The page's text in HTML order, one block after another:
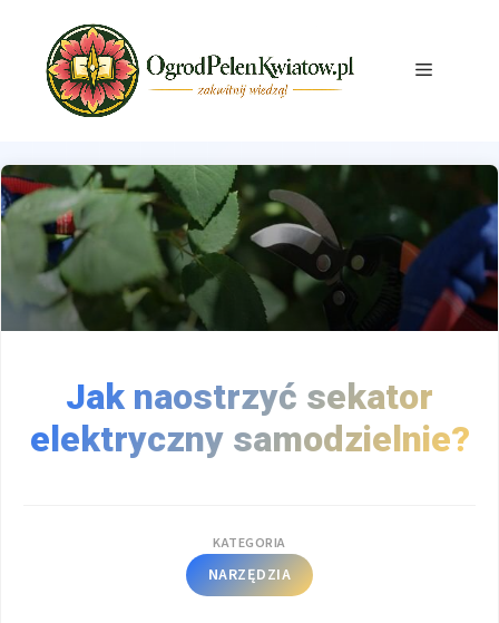
Menu
Jak naostrzyć sekator
elektryczny samodzielnie?
KATEGORIA
NARZĘDZIA